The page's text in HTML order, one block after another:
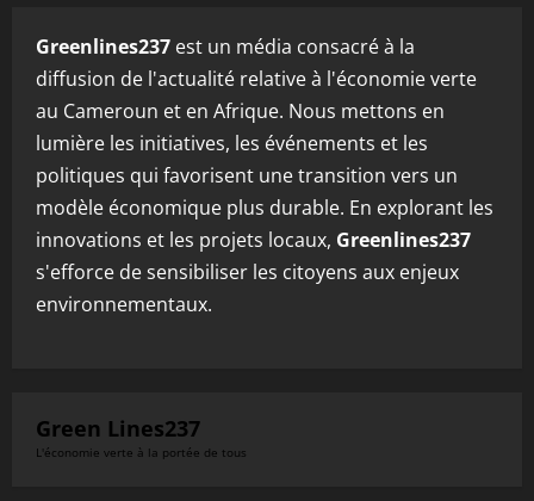
Greenlines237 est un média consacré à la
diffusion de l'actualité relative à l'économie verte
au Cameroun et en Afrique. Nous mettons en
lumière les initiatives, les événements et les
politiques qui favorisent une transition vers un
modèle économique plus durable. En explorant les
innovations et les projets locaux, Greenlines237
s'efforce de sensibiliser les citoyens aux enjeux
environnementaux.
Green Lines237
L'économie verte à la portée de tous